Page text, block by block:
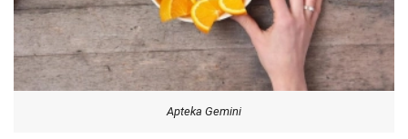
Apteka Gemini